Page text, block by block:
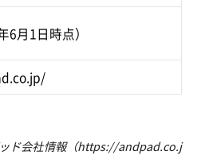
6月1日時点）
ド会社情報（https://andpad.co.j